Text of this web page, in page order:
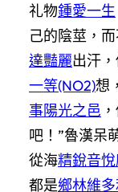
礼物鍾愛一生
己的陰莖，
達豔麗出汗
一等(NO2)想
事陽光之邑
吧！”魯漢呆
從海精銳音
都是鄉林維